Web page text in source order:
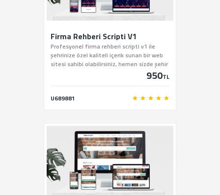
Firma Rehberi Scripti V1
Profesyonel firma rehberi scripti v1 ile
şehrinize özel kaliteli içerik sunan bir web
sitesi sahibi olabilirsiniz, hemen sizde şehir
rehberi scriptini sitemiz üzerinden satın
950TL
U689881